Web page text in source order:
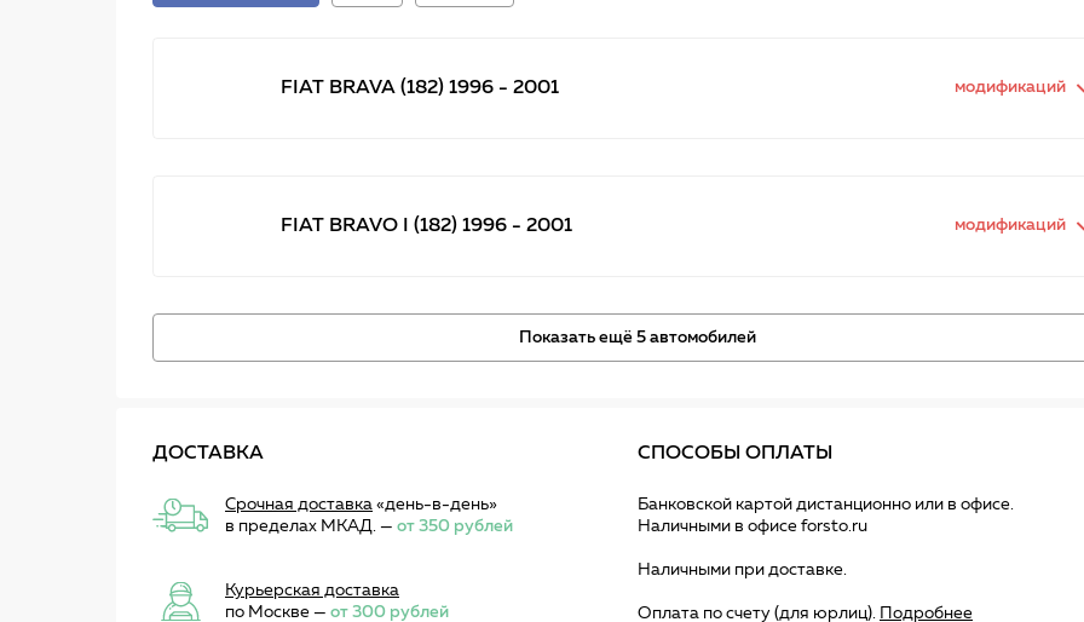
FIAT BRAVA (182) 1996 - 2001 модификаций
FIAT BRAVO I (182) 1996 - 2001 модификаций
Показать ещё 5 автомобилей
ДОСТАВКА
Срочная доставка «день-в-день»
в пределах МКАД. — от 350 рублей
Курьерская доставка
по Москве — от 300 рублей
СПОСОБЫ ОПЛАТЫ
Банковской картой дистанционно или в офисе.
Наличными в офисе forsto.ru
Наличными при доставке.
Оплата по счету (для юрлиц). Подробнее